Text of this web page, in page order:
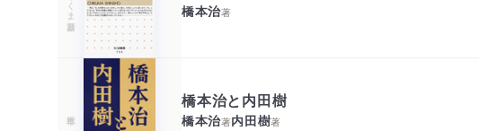
橋本治著
橋本治と内田樹
橋本治著内田樹著